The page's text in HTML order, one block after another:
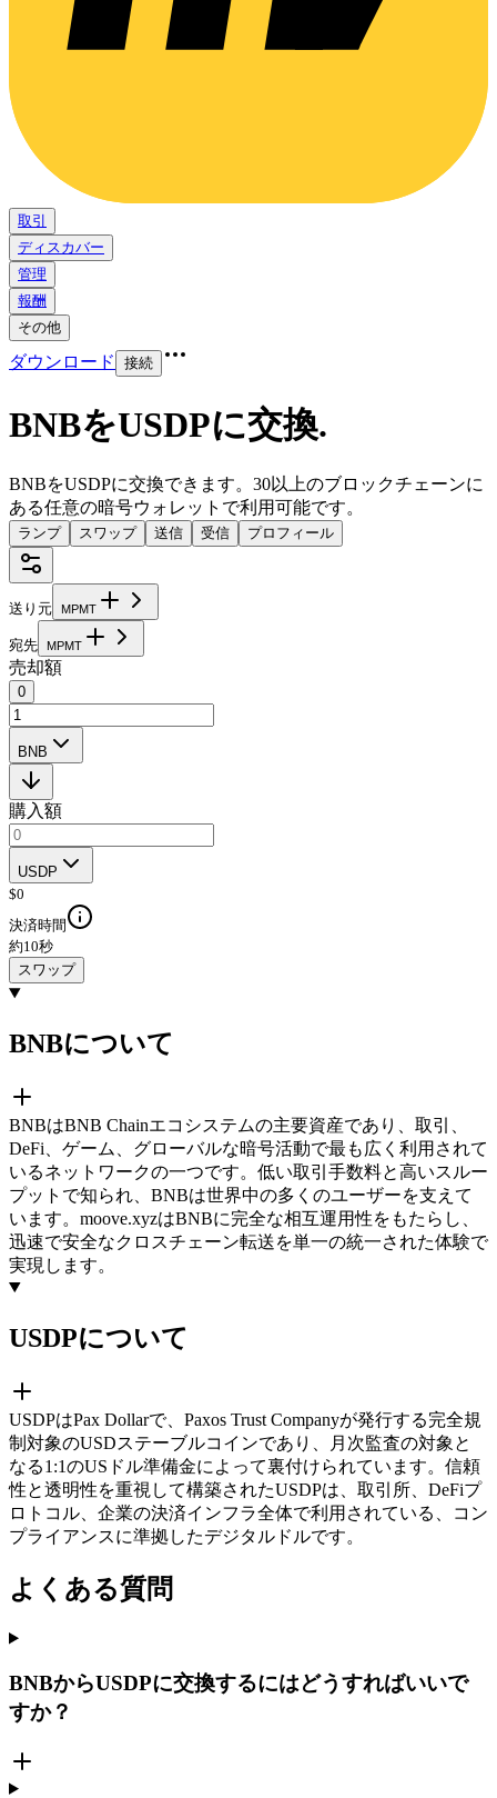
取引
ディスカバー
管理
報酬
その他
ダウンロード 接続
BNBをUSDPに交換.
BNBをUSDPに交換できます。30以上のブロックチェーンに
ある任意の暗号ウォレットで利用可能です。
ランプ スワップ 送信 受信 プロフィール
送り元 MPMT
宛先 MPMT
売却額
0
BNB
購入額
USDP
$0
決済時間
約10秒
スワップ
BNBについて
BNBはBNB Chainエコシステムの主要資産であり、取引、
DeFi、ゲーム、グローバルな暗号活動で最も広く利用されて
いるネットワークの一つです。低い取引手数料と高いスルー
プットで知られ、BNBは世界中の多くのユーザーを支えて
います。moove.xyzはBNBに完全な相互運用性をもたらし、
迅速で安全なクロスチェーン転送を単一の統一された体験で
実現します。
USDPについて
USDPはPax Dollarで、Paxos Trust Companyが発行する完全規
制対象のUSDステーブルコインであり、月次監査の対象と
なる1:1のUSドル準備金によって裏付けられています。信頼
性と透明性を重視して構築されたUSDPは、取引所、DeFiプ
ロトコル、企業の決済インフラ全体で利用されている、コン
プライアンスに準拠したデジタルドルです。
よくある質問
BNBからUSDPに交換するにはどうすればいいで
すか？